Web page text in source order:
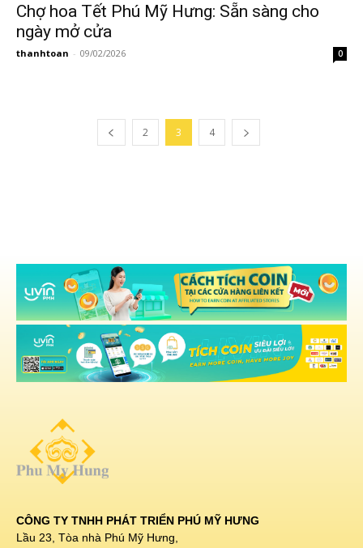
Chợ hoa Tết Phú Mỹ Hưng: Sẵn sàng cho
ngày mở cửa
thanhtoan - 09/02/2026 0
2 3 4
CÔNG TY TNHH PHÁT TRIỂN PHÚ MỸ HƯNG
Lầu 23, Tòa nhà Phú Mỹ Hưng,